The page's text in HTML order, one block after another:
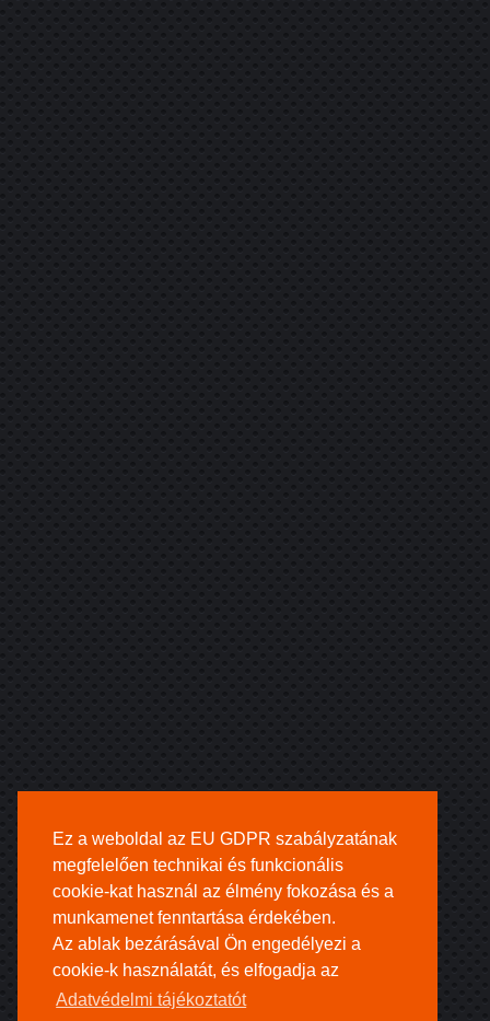
Ez a weboldal az EU GDPR szabályzatának
megfelelően technikai és funkcionális
cookie-kat használ az élmény fokozása és a
munkamenet fenntartása érdekében.
Az ablak bezárásával Ön engedélyezi a
cookie-k használatát, és elfogadja az
Adatvédelmi tájékoztatót